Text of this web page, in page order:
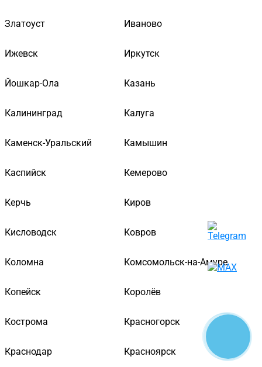
Златоуст Иваново
Ижевск Иркутск
Йошкар-Ола Казань
Калининград Калуга
Каменск-Уральский Камышин
Каспийск Кемерово
Керчь Киров
Кисловодск Ковров
Коломна Комсомольск-на-Амуре
Копейск Королёв
Кострома Красногорск
Краснодар Красноярск